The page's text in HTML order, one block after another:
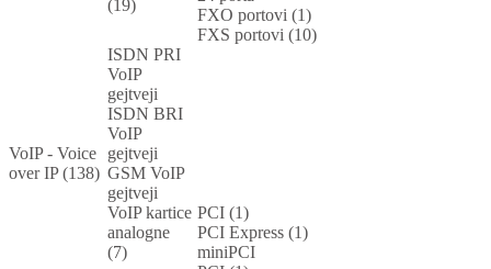
VoIP - Voice
over IP (138)
(19)
FXO portovi (1)
FXS portovi (10)
ISDN PRI
VoIP
gejtveji
ISDN BRI
VoIP
gejtveji
GSM VoIP
gejtveji
VoIP kartice
analogne
(7)
PCI (1)
PCI Express (1)
miniPCI